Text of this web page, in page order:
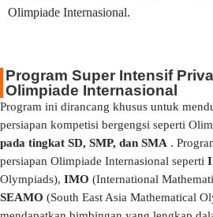
Olimpiade Internasional.
Program Super Intensif
Olimpiade Internasional
Program ini dirancang khusus untuk
persiapan kompetisi bergengsi seperti
pada tingkat SD, SMP, dan SMA .
persiapan Olimpiade Internasional seperti
Olympiads), IMO (International
SEAMO (South East Asia Mathematical